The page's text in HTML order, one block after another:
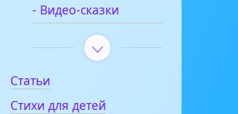
- Видео-сказки
Статьи
Стихи для детей